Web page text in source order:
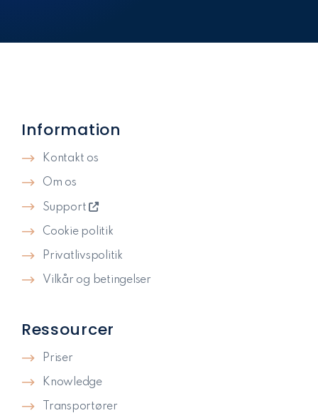
Ressourcer
Priser
Knowledge
Transportører
Information
Kontakt os
Om os
Support
Cookie politik
Privatlivspolitik​
Vilkår og betingelser